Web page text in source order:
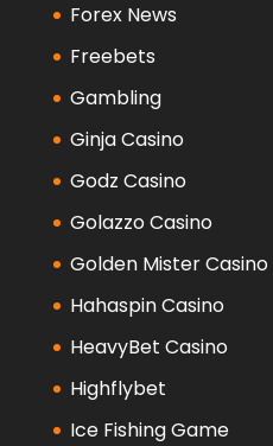
Forex News
Freebets
Gambling
Ginja Casino
Godz Casino
Golazzo Casino
Golden Mister Casino
Hahaspin Casino
HeavyBet Casino
Highflybet
Ice Fishing Game